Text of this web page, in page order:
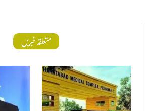
متعلقہ خبریں